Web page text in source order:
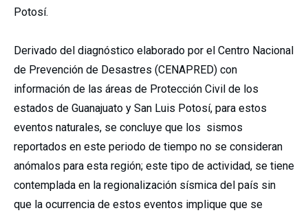
Potosí.
Derivado del diagnóstico elaborado por el Centro Nacional
de Prevención de Desastres (CENAPRED) con
información de las áreas de Protección Civil de los
estados de Guanajuato y San Luis Potosí, para estos
eventos naturales, se concluye que los sismos
reportados en este periodo de tiempo no se consideran
anómalos para esta región; este tipo de actividad, se tiene
contemplada en la regionalización sísmica del país sin
que la ocurrencia de estos eventos implique que se